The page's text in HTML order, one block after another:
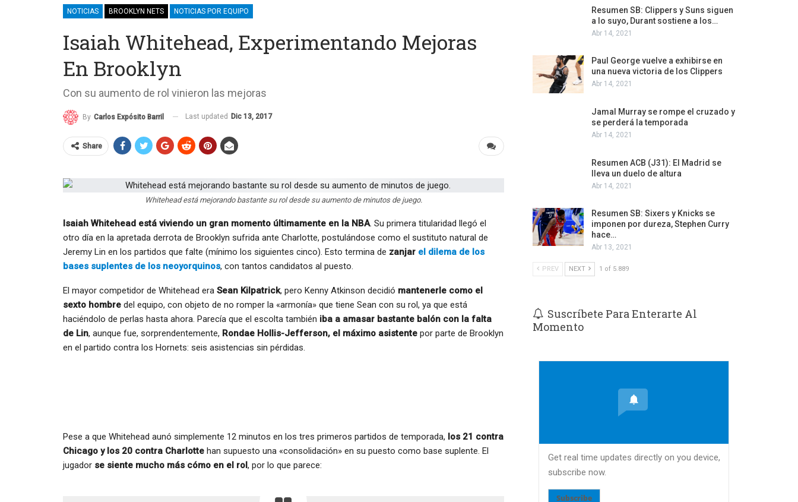
NOTICIAS BROOKLYN NETS NOTICIAS POR EQUIPO
Isaiah Whitehead, Experimentando Mejoras
En Brooklyn
Con su aumento de rol vinieron las mejoras
By Carlos Expósito Barril Last updated Dic 13, 2017
Share
Whitehead está mejorando bastante su rol desde su aumento de minutos de juego.
Isaiah Whitehead está viviendo un gran momento últimamente en la NBA. Su primera titularidad llegó el
otro día en la apretada derrota de Brooklyn sufrida ante Charlotte, postulándose como el sustituto natural de
Jeremy Lin en los partidos que falte (mínimo los siguientes cinco). Esto termina de zanjar el dilema de los
bases suplentes de los neoyorquinos, con tantos candidatos al puesto.
El mayor competidor de Whitehead era Sean Kilpatrick, pero Kenny Atkinson decidió mantenerle como el
sexto hombre del equipo, con objeto de no romper la «armonía» que tiene Sean con su rol, ya que está
haciéndolo de perlas hasta ahora. Parecía que el escolta también iba a amasar bastante balón con la falta
de Lin, aunque fue, sorprendentemente, Rondae Hollis-Jefferson, el máximo asistente por parte de Brooklyn
en el partido contra los Hornets: seis asistencias sin pérdidas.
Pese a que Whitehead aunó simplemente 12 minutos en los tres primeros partidos de temporada, los 21 contra
Chicago y los 20 contra Charlotte han supuesto una «consolidación» en su puesto como base suplente. El
jugador se siente mucho más cómo en el rol, por lo que parece:
Resumen SB: Clippers y Suns siguen
a lo suyo, Durant sostiene a los…
Abr 14, 2021
Paul George vuelve a exhibirse en
una nueva victoria de los Clippers
Abr 14, 2021
Jamal Murray se rompe el cruzado y
se perderá la temporada
Abr 14, 2021
Resumen ACB (J31): El Madrid se
lleva un duelo de altura
Abr 14, 2021
Resumen SB: Sixers y Knicks se
imponen por dureza, Stephen Curry
hace…
Abr 13, 2021
PREV NEXT 1 of 5.889
Suscríbete Para Enterarte Al
Momento
Get real time updates directly on you device,
subscribe now.
Subscribe